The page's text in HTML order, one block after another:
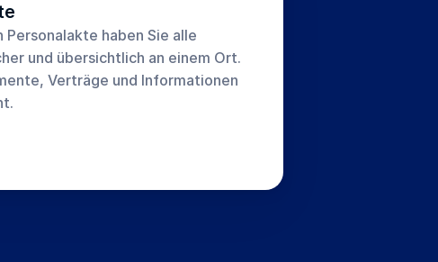
haben Sie alle
und übersichtlich an einem Ort.
Verträge und Informationen